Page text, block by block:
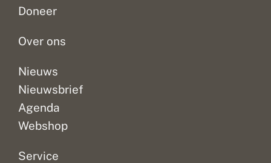
Doneer
Over ons
Nieuws
Nieuwsbrief
Agenda
Webshop
Service